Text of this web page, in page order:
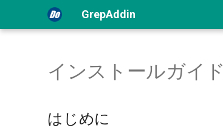
GrepAddin
インストールガイド
はじめに